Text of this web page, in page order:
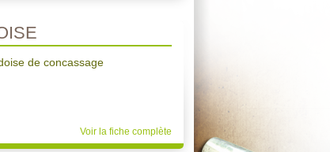
de concassage
Voir la fiche complète